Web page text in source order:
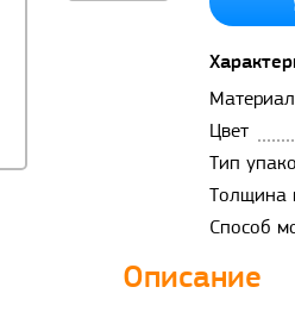
Материал
Цвет
Тип
Толщина
Способ
Описание